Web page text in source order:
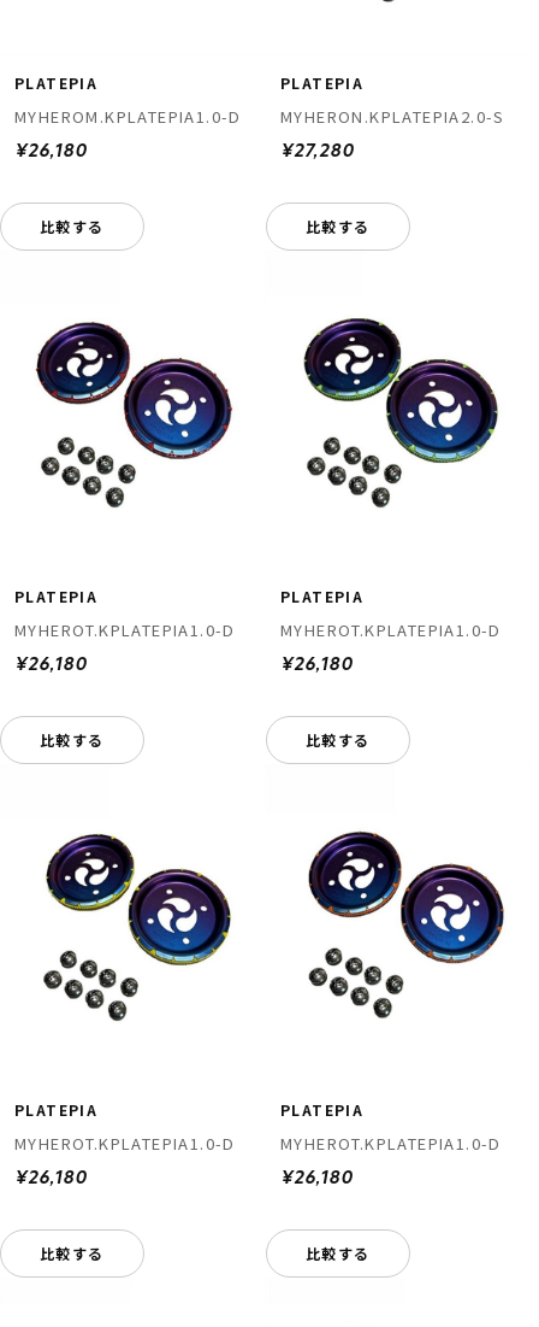
PLATEPIA
MYHEROM.KPLATEPIA1.0-D
¥26,180
比較する
PLATEPIA
MYHERON.KPLATEPIA2.0-S
¥27,280
比較する
PLATEPIA
MYHEROT.KPLATEPIA1.0-D
¥26,180
比較する
PLATEPIA
MYHEROT.KPLATEPIA1.0-D
¥26,180
比較する
PLATEPIA
MYHEROT.KPLATEPIA1.0-D
¥26,180
比較する
PLATEPIA
MYHEROT.KPLATEPIA1.0-D
¥26,180
比較する